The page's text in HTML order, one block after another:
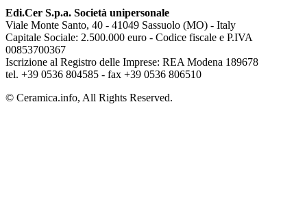
Edi.Cer S.p.a. Società unipersonale
Viale Monte Santo, 40 - 41049 Sassuolo (MO) - Italy
Capitale Sociale: 2.500.000 euro - Codice fiscale e P.IVA
00853700367
Iscrizione al Registro delle Imprese: REA Modena 189678
tel. +39 0536 804585 - fax +39 0536 806510
© Ceramica.info, All Rights Reserved.